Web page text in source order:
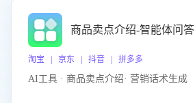
商品卖点介绍-智能体问答
淘宝 | 京东 | 抖音 | 拼多多
AI工具 · 商品卖点介绍· 营销话术生成